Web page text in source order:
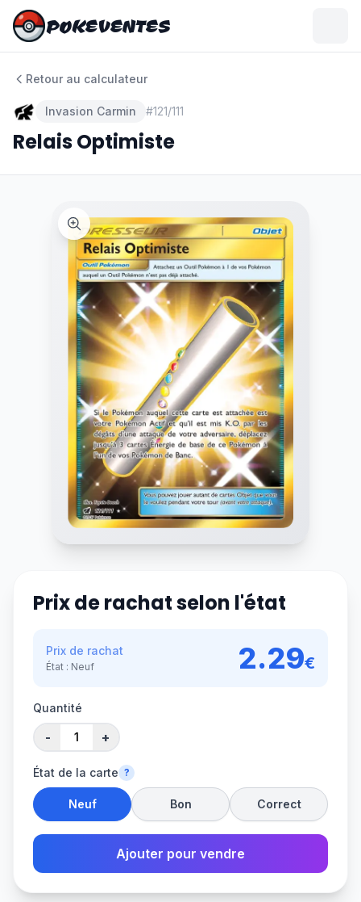
POKEVENTES
POKEVENTES
Retour au calculateur
Invasion Carmin #121/111
Relais Optimiste
Prix de rachat selon l'état
Prix de rachat
État : Neuf 2.29€
Quantité
- +
État de la carte ?
Neuf Bon Correct
Ajouter pour vendre